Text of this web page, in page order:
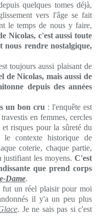
quelques tomes déjà,
vers l'âge se fait
le temps de nous y faire,
Nicolas, c'est aussi toute
rendre nostalgique,
toujours aussi plaisant de
de Nicolas, mais aussi de
depuis des années
un bon cru : l'enquête est
en femmes, cercles
risques pour la sûreté du
contexte historique de
coterie, chaque partie,
les moyens. C'est
que prend corps
Dame.
fut un réel plaisir pour moi
il y'a un peu plus
. Je ne sais pas si c'est